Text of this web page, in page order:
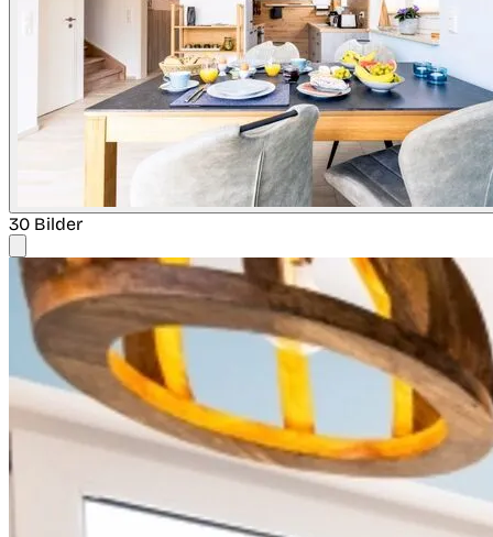
30 Bilder